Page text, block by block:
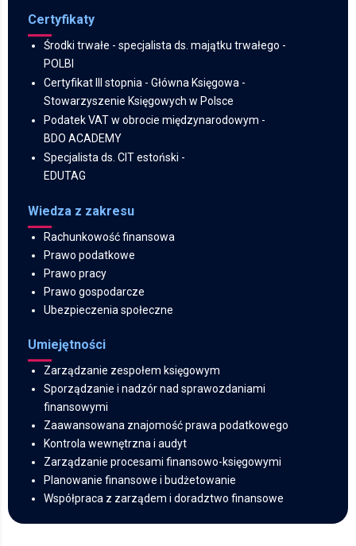
Certyfikaty
Środki trwałe - specjalista ds. majątku trwałego -
POLBI
Certyfikat III stopnia - Główna Księgowa -
Stowarzyszenie Księgowych w Polsce
Podatek VAT w obrocie międzynarodowym -
BDO ACADEMY
Specjalista ds. CIT estoński -
EDUTAG
Wiedza z zakresu
Rachunkowość finansowa
Prawo podatkowe
Prawo pracy
Prawo gospodarcze
Ubezpieczenia społeczne
Umiejętności
Zarządzanie zespołem księgowym
Sporządzanie i nadzór nad sprawozdaniami
finansowymi
Zaawansowana znajomość prawa podatkowego
Kontrola wewnętrzna i audyt
Zarządzanie procesami finansowo-księgowymi
Planowanie finansowe i budżetowanie
Współpraca z zarządem i doradztwo finansowe